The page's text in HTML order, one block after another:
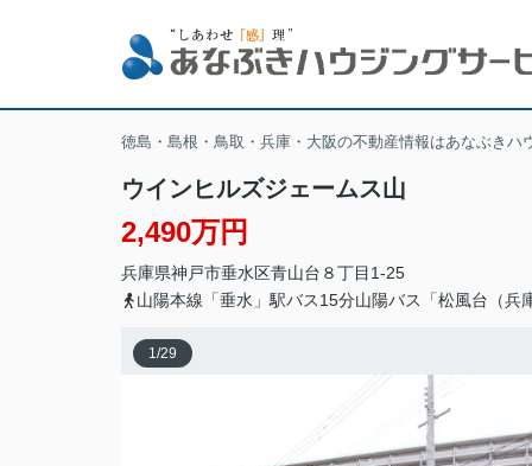
徳島・島根・鳥取・兵庫・大阪の不動産情報はあなぶきハ
ウインヒルズジェームス山
2,490万円
兵庫県神戸市垂水区青山台 ８丁目1-25
山陽本線「垂水」駅バス15分山陽バス「松風台（兵
1/29